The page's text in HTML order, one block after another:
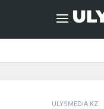
ULYSMEDIA.KZ